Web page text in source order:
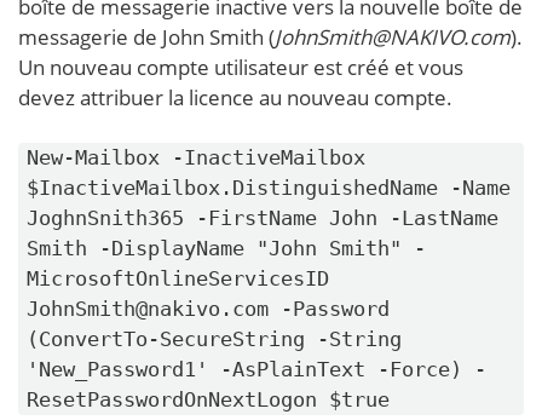
boîte de messagerie inactive vers la nouvelle boîte de
messagerie de John Smith (JohnSmith@NAKIVO.com).
Un nouveau compte utilisateur est créé et vous
devez attribuer la licence au nouveau compte.
New-Mailbox -InactiveMailbox
$InactiveMailbox.DistinguishedName -Name
JoghnSnith365 -FirstName John -LastName
Smith -DisplayName "John Smith" -
MicrosoftOnlineServicesID
JohnSmith@nakivo.com -Password
(ConvertTo-SecureString -String
'New_Password1' -AsPlainText -Force) -
ResetPasswordOnNextLogon $true